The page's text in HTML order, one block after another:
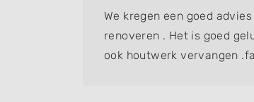
We kregen een goed
renoveren . Het is goed
ook houtwerk vervangen